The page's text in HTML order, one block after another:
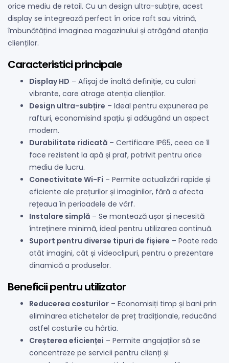
orice mediu de retail. Cu un design ultra-subțire, acest
display se integrează perfect în orice raft sau vitrină,
îmbunătățind imaginea magazinului și atrăgând atenția
clienților.
Caracteristici principale
Display HD – Afișaj de înaltă definiție, cu culori
vibrante, care atrage atenția clienților.
Design ultra-subțire – Ideal pentru expunerea pe
rafturi, economisind spațiu și adăugând un aspect
modern.
Durabilitate ridicată – Certificare IP65, ceea ce îl
face rezistent la apă și praf, potrivit pentru orice
mediu de lucru.
Conectivitate Wi-Fi – Permite actualizări rapide și
eficiente ale prețurilor și imaginilor, fără a afecta
rețeaua în perioadele de vârf.
Instalare simplă – Se montează ușor și necesită
întreținere minimă, ideal pentru utilizarea continuă.
Suport pentru diverse tipuri de fișiere – Poate reda
atât imagini, cât și videoclipuri, pentru o prezentare
dinamică a produselor.
Beneficii pentru utilizator
Reducerea costurilor – Economisiți timp și bani prin
eliminarea etichetelor de preț tradiționale, reducând
astfel costurile cu hârtia.
Creșterea eficienței – Permite angajaților să se
concentreze pe servicii pentru clienți și